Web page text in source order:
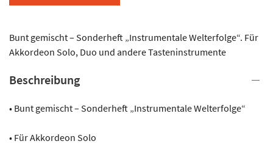
Golden
Band
6
Bunt gemischt – Sonderheft „Instrumentale Welterfolge“. Für
Akkordeon Solo, Duo und andere Tasteninstrumente
Beschreibung
• Bunt gemischt – Sonderheft „Instrumentale Welterfolge“
• Für Akkordeon Solo